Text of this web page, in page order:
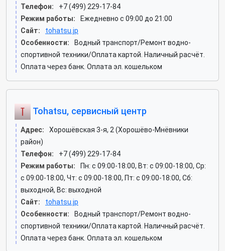
Телефон:
+7 (499) 229-17-84
Режим работы:
Ежедневно с 09:00 до 21:00
Сайт:
tohatsu.jp
Особенности:
Водный транспорт/Ремонт водно-
спортивной техники/Оплата картой. Наличный расчёт.
Оплата через банк. Оплата эл. кошельком
Tohatsu, сервисный центр
Адрес:
Хорошёвская 3-я, 2 (Хорошёво-Мнёвники
район)
Телефон:
+7 (499) 229-17-84
Режим работы:
Пн: c 09:00-18:00, Вт: c 09:00-18:00, Ср:
c 09:00-18:00, Чт: c 09:00-18:00, Пт: c 09:00-18:00, Сб:
выходной, Вс: выходной
Сайт:
tohatsu.jp
Особенности:
Водный транспорт/Ремонт водно-
спортивной техники/Оплата картой. Наличный расчёт.
Оплата через банк. Оплата эл. кошельком